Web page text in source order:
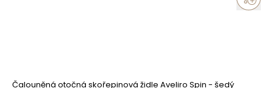
Čalouněná otočná skořepinová židle Aveliro Spin - šedý